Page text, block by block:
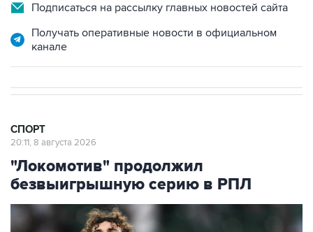
Подписаться на рассылку главных новостей сайта
Получать оперативные новости в официальном
канале
СПОРТ
20:11, 8 августа 2026
"Локомотив" продолжил
безвыигрышную серию в РПЛ